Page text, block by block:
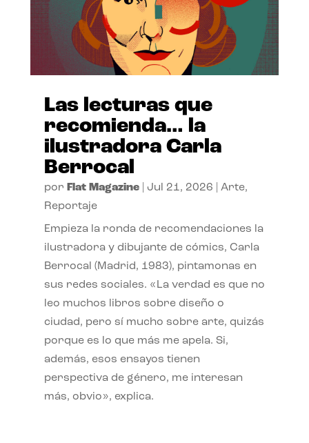
Las lecturas que
recomienda… la
ilustradora Carla
Berrocal
por Flat Magazine| Jul 21, 2026 Arte,
Reportaje
Empieza la ronda de recomendaciones la
ilustradora y dibujante de cómics, Carla
Berrocal (Madrid, 1983), pintamonas en
sus redes sociales. «La verdad es que no
leo muchos libros sobre diseño o
ciudad, pero sí mucho sobre arte, quizás
porque es lo que más me apela. Si,
además, esos ensayos tienen
perspectiva de género, me interesan
más, obvio», explica.